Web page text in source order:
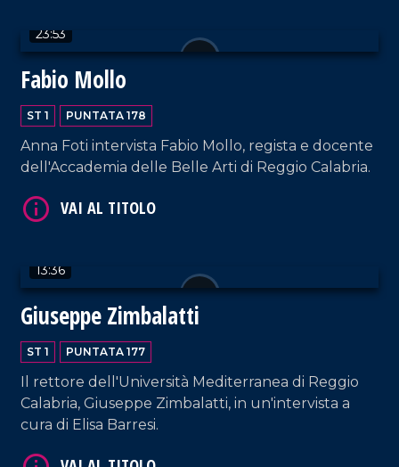
23:53
Fabio Mollo
ST 1 PUNTATA 178
Anna Foti intervista Fabio Mollo, regista e docente
dell'Accademia delle Belle Arti di Reggio Calabria.
13:36
Giuseppe Zimbalatti
ST 1 PUNTATA 177
Il rettore dell'Università Mediterranea di Reggio
Calabria, Giuseppe Zimbalatti, in un'intervista a
cura di Elisa Barresi.
VAI AL TITOLO
VAI AL TITOLO